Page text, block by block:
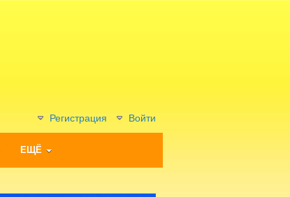
Регистрация Войти
ЕЩЁ